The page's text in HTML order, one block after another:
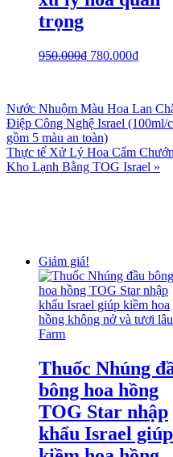
trọng
950.000₫ 780.000₫
Giảm giá!
Thuốc Nhúng
bông hoa hồng
TOG Star nhập
khẩu Israel giúp
Nước Nhuộm Màu Hoa Lan
Điệp Công Nghệ Israel (100ml/
gồm 5 màu an toàn)
Thực tế Xử Lý Hoa Cẩm
Kho Lạnh Bằng TOG Israel »